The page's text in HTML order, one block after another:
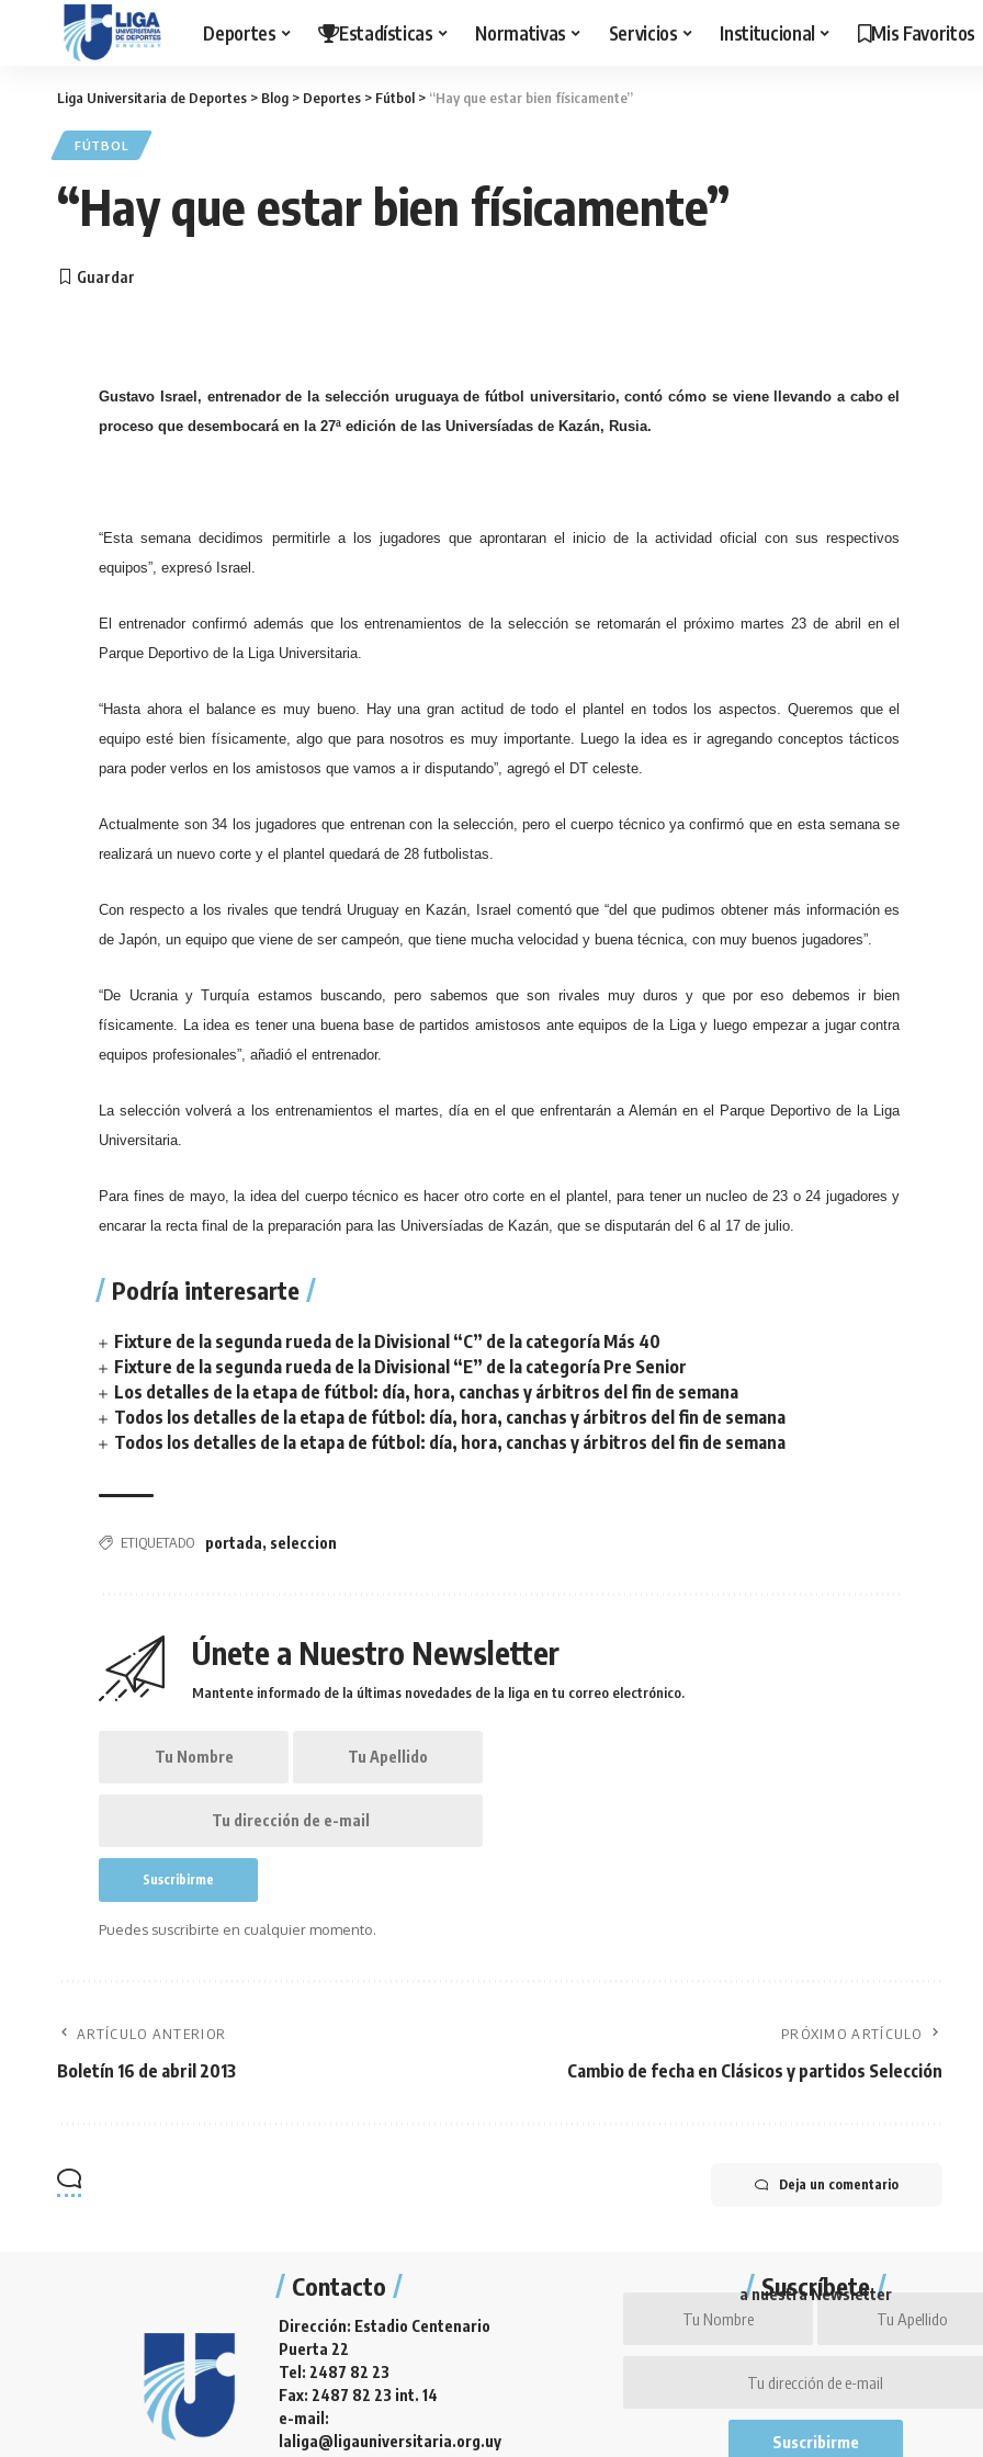
Deportes Estadísticas Normativas Servicios Institucional Mis Favoritos
Liga Universitaria de Deportes > Blog > Deportes > Fútbol > “Hay que estar bien físicamente”
FÚTBOL
“Hay que estar bien físicamente”
Gustavo Israel, entrenador de la selección uruguaya de fútbol universitario, contó cómo se viene llevando a cabo el
proceso que desembocará en la 27ª edición de las Universíadas de Kazán, Rusia.
“Esta semana decidimos permitirle a los jugadores que aprontaran el inicio de la actividad oficial con sus respectivos
equipos”, expresó Israel.
El entrenador confirmó además que los entrenamientos de la selección se retomarán el próximo martes 23 de abril en el
Parque Deportivo de la Liga Universitaria.
“Hasta ahora el balance es muy bueno. Hay una gran actitud de todo el plantel en todos los aspectos. Queremos que el
equipo esté bien físicamente, algo que para nosotros es muy importante. Luego la idea es ir agregando conceptos tácticos
para poder verlos en los amistosos que vamos a ir disputando”, agregó el DT celeste.
Actualmente son 34 los jugadores que entrenan con la selección, pero el cuerpo técnico ya confirmó que en esta semana se
realizará un nuevo corte y el plantel quedará de 28 futbolistas.
Con respecto a los rivales que tendrá Uruguay en Kazán, Israel comentó que “del que pudimos obtener más información es
de Japón, un equipo que viene de ser campeón, que tiene mucha velocidad y buena técnica, con muy buenos jugadores”.
“De Ucrania y Turquía estamos buscando, pero sabemos que son rivales muy duros y que por eso debemos ir bien
físicamente. La idea es tener una buena base de partidos amistosos ante equipos de la Liga y luego empezar a jugar contra
equipos profesionales”, añadió el entrenador.
La selección volverá a los entrenamientos el martes, día en el que enfrentarán a Alemán en el Parque Deportivo de la Liga
Universitaria.
Para fines de mayo, la idea del cuerpo técnico es hacer otro corte en el plantel, para tener un nucleo de 23 o 24 jugadores y
encarar la recta final de la preparación para las Universíadas de Kazán, que se disputarán del 6 al 17 de julio.
Podría interesarte
Fixture de la segunda rueda de la Divisional “C” de la categoría Más 40
Fixture de la segunda rueda de la Divisional “E” de la categoría Pre Senior
Los detalles de la etapa de fútbol: día, hora, canchas y árbitros del fin de semana
Todos los detalles de la etapa de fútbol: día, hora, canchas y árbitros del fin de semana
Todos los detalles de la etapa de fútbol: día, hora, canchas y árbitros del fin de semana
ETIQUETADO portada, seleccion
Únete a Nuestro Newsletter
Mantente informado de la últimas novedades de la liga en tu correo electrónico.
Puedes suscribirte en cualquier momento.
ARTÍCULO ANTERIOR
Boletín 16 de abril 2013
PRÓXIMO ARTÍCULO
Cambio de fecha en Clásicos y partidos Selección
Deja un comentario
Contacto
Dirección: Estadio Centenario
Puerta 22
Tel: 2487 82 23
Fax: 2487 82 23 int. 14
e-mail:
laliga@ligauniversitaria.org.uy
Suscríbete
a nuestra Newsletter